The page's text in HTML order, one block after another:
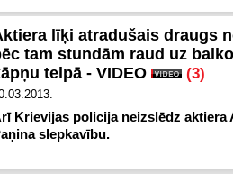
līķi atradušais draugs
tam stundām raud uz
telpā - VIDEO
(3)
Krievijas policija neizslēdz aktiera
slepkavību.